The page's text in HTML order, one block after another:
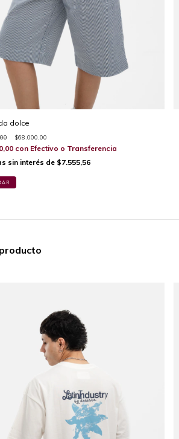
dolce
$68.000,00
con Efectivo o Transferencia
sin interés de $7.555,56